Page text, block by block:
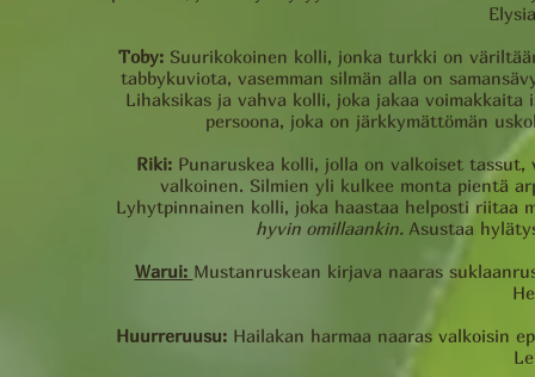
Toby: Suurikokoinen kolli, jonka turkki on
tabbykuviota, vasemman silmän alla on
Lihaksikas ja vahva kolli, joka jakaa
persoona, joka on järkkymättömän
Riki: Punaruskea kolli, jolla on valkoiset
valkoinen. Silmien yli kulkee monta pientä
Lyhytpinnainen kolli, joka haastaa helposti riitaa
hyvin omillaankin. Asustaa
Warui: Mustanruskean kirjava naaras
Huurreruusu: Hailakan harmaa naaras valkoisin